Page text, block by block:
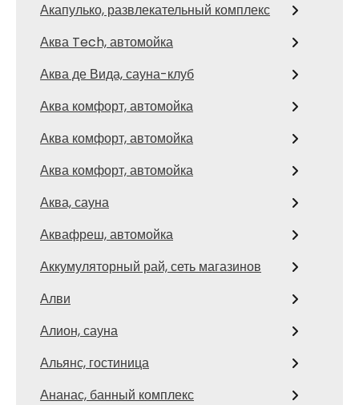
Акапулько, развлекательный комплекс
Аква Tech, автомойка
Аква де Вида, сауна-клуб
Аква комфорт, автомойка
Аква комфорт, автомойка
Аква комфорт, автомойка
Аква, сауна
Аквафреш, автомойка
Аккумуляторный рай, сеть магазинов
Алви
Алион, сауна
Альянс, гостиница
Ананас, банный комплекс